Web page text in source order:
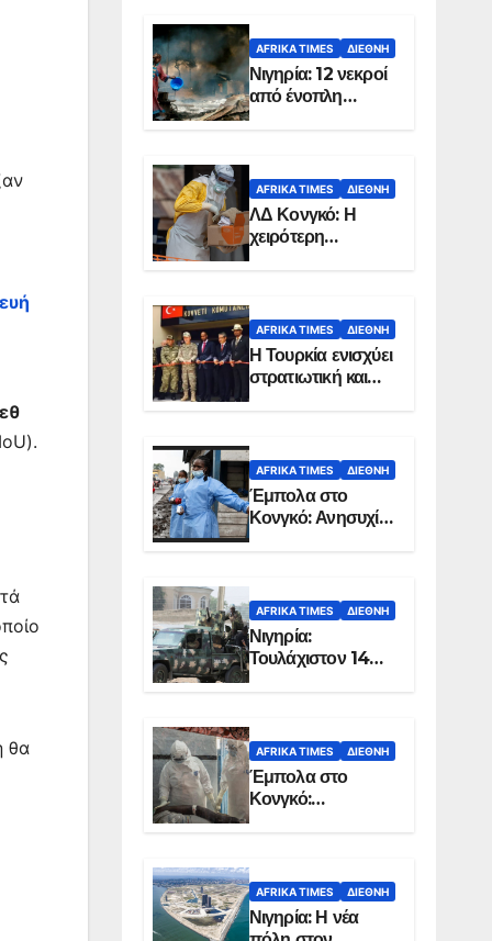
θα
AFRIKA TIMES ΔΙΕΘΝΉ
Νιγηρία: 12 νεκροί
από ένοπλη
επίθεση σε χωριό
AFRIKA TIMES ΔΙΕΘΝΉ
ΛΔ Κονγκό: Η
χειρότερη
επιδημία Έμπολα
χώρας
AFRIKA TIMES ΔΙΕΘΝΉ
Η Τουρκία ενισχύει
στρατιωτική και
ενεργειακή
Σομαλία
AFRIKA TIMES ΔΙΕΘΝΉ
Έμπολα στο
Κονγκό: Ανησυχία
για τη μεγάλη
AFRIKA TIMES ΔΙΕΘΝΉ
Νιγηρία:
Τουλάχιστον 14
νεκροί από
στην Οτούκπο
AFRIKA TIMES ΔΙΕΘΝΉ
Έμπολα στο
Κονγκό:
Ξεπέρασαν τους
AFRIKA TIMES ΔΙΕΘΝΉ
Νιγηρία: Η νέα